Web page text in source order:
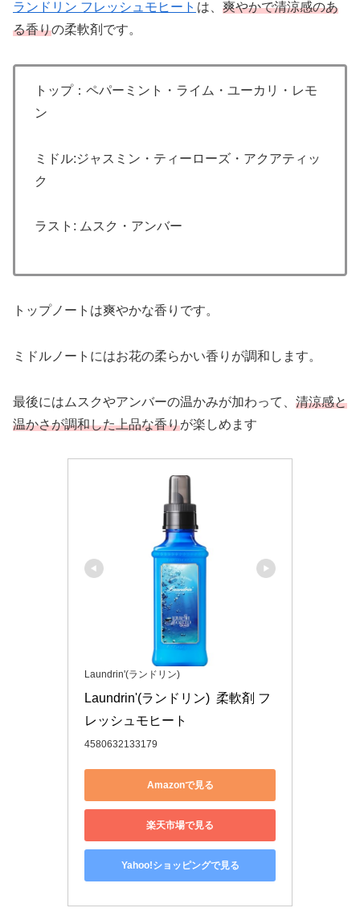
ランドリン フレッシュモヒート は、 爽やかで清涼感のあ
る香りの柔軟剤です。
トップ：ペパーミント・ライム・ユーカリ・レモ
ン
ミドル:ジャスミン・ティーローズ・アクアティッ
ク
ラスト: ムスク・アンバー
トップノートは爽やかな香りです。
ミドルノートにはお花の柔らかい香りが調和します。
最後にはムスクやアンバーの温かみが加わって、 清涼感と
温かさが調和した上品な香りが楽しめます
Laundrin'(ランドリン)
Laundrin'(ランドリン)  柔軟剤 フ
レッシュモヒート
4580632133179
Amazonで見る
楽天市場で見る
Yahoo!ショッピングで見る